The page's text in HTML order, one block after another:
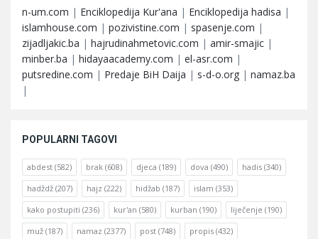
n-um.com | Enciklopedija Kur'ana | Enciklopedija hadisa |
islamhouse.com | pozivistine.com | spasenje.com |
zijadljakic.ba | hajrudinahmetovic.com | amir-smajic |
minber.ba | hidayaacademy.com | el-asr.com |
putsredine.com | Predaje BiH Daija | s-d-o.org | namaz.ba
|
POPULARNI TAGOVI
abdest (582) brak (608) djeca (189) dova (490) hadis (340)
hadždž (207) hajz (222) hidžab (187) islam (353)
kako postupiti (236) kur'an (580) kurban (190) liječenje (190)
muž (187) namaz (2377) post (748) propis (432)